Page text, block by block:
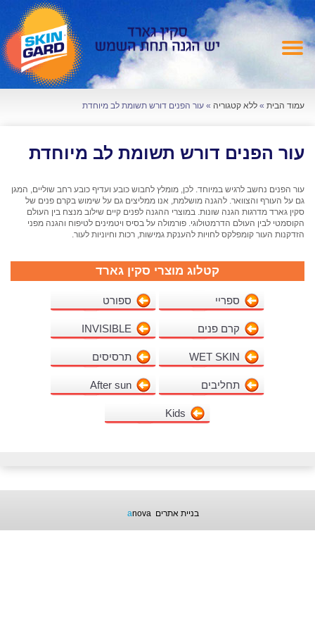
עמוד הבית » ללא קטגוריה » עור הפנים דורש תשומת לב מיוחדת
עור הפנים דורש תשומת לב מיוחדת
עור הפנים נחשב לרגיש במיוחד. לכן, מומלץ לחבוש כובע ועדיף כובע רחב שוליים, המגן
גם על העורף והצוואר. להגנה מושלמת, אנו ממליצים גם על שימוש בקרם פנים של
סקין גארד מדרגות הגנה שונות. במוצרי ההגנה לפנים קיים שילוב מנצח בין העולם
הקוסמטי לבין העולם הדרמטולוגי. פורמולה על בסיס ויטמינים לטיפוח והגנה מפני
הזדקנות העור קומפלקס לחויות להענקת גמישות, רכות וחיוניות לעור.
קטלוג מוצרי סקין גארד
ספריי ספורט
קרם פנים INVISIBLE
WET SKIN תרסיסים
תחליבים After sun
Kids
anova בניית אתרים